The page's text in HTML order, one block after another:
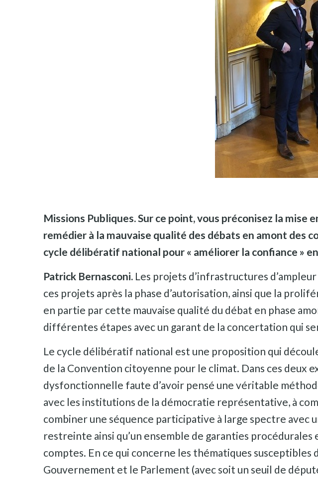
Missions Publiques. Sur ce point, vous préconisez la mise
remédier à la mauvaise qualité des débats en amont
cycle délibératif national pour « améliorer la confiance »
Patrick Bernasconi. Les projets d’infrastructures
ces projets après la phase d’autorisation, ainsi que la
en partie par cette mauvaise qualité du débat en phase
différentes étapes avec un garant de la concertation qui
Le cycle délibératif national est une proposition qui
de la Convention citoyenne pour le climat. Dans ces deux
dysfonctionnelle faute d’avoir pensé une véritable
avec les institutions de la démocratie représentative, à
combiner une séquence participative à large spectre
restreinte ainsi qu’un ensemble de garanties
comptes. En ce qui concerne les thématiques
Gouvernement et le Parlement (avec soit un seuil de